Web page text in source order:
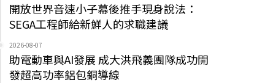
開放世界音速小子幕後推手現身說法：
SEGA工程師給新鮮人的求職建議
2026-08-07
助電動車與AI發展 成大洪飛義團隊成功開
發超高功率鋁包銅導線